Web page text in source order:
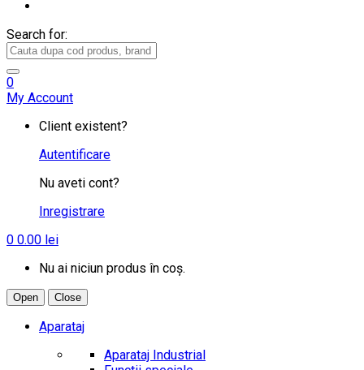
Search for:
0
My Account
Client existent?
Autentificare
Nu aveti cont?
Inregistrare
0 0.00 lei
Nu ai niciun produs în coș.
Open Close
Aparataj
Aparataj Industrial